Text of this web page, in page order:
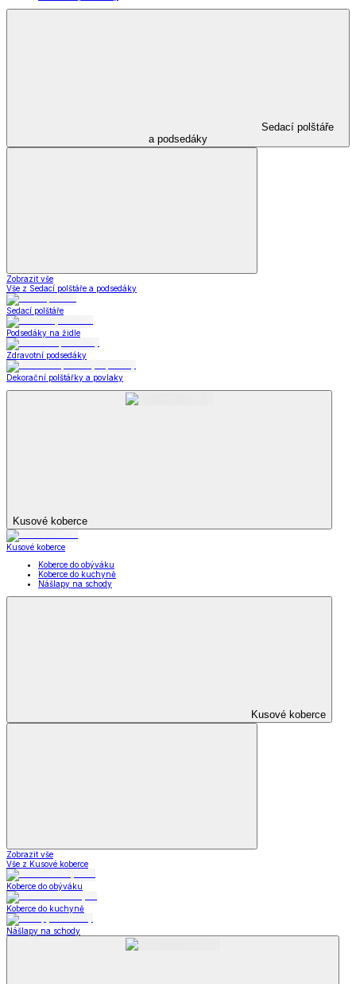
Sedací polštáře
a podsedáky
Zobrazit vše
Vše z Sedací polštáře a podsedáky
Sedací polštáře
Podsedáky na židle
Zdravotní podsedáky
Dekorační polštářky a povlaky
Kusové koberce
Kusové koberce
Koberce do obýváku
Koberce do kuchyně
Nášlapy na schody
Kusové koberce
Zobrazit vše
Vše z Kusové koberce
Koberce do obýváku
Koberce do kuchyně
Nášlapy na schody